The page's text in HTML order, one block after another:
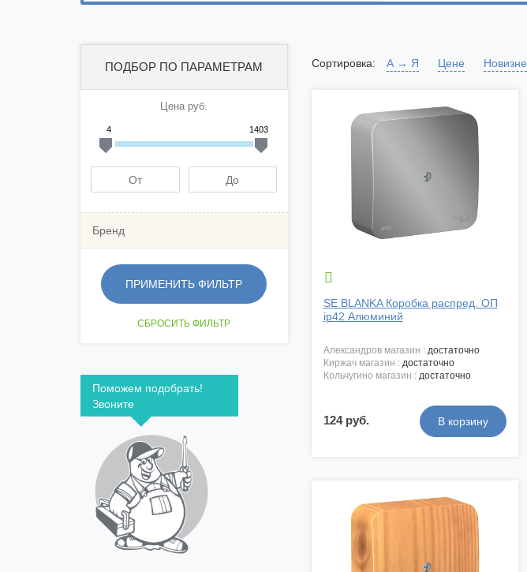
ПОДБОР ПО ПАРАМЕТРАМ
Цена руб.
4 1403
Бренд
Поможем подобрать!
Звоните
Сортировка: А → Я Цене Новизне

SE BLANKA Коробка распред. ОП
ip42 Алюминий
александров магазин : достаточно
киржач магазин : достаточно
кольчугино магазин : достаточно
124 руб.